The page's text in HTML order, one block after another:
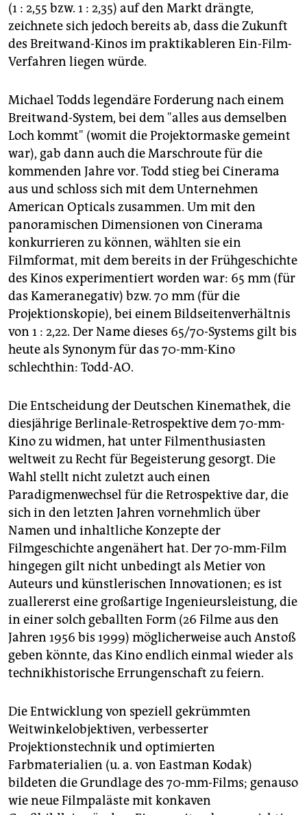
(1 : 2,55 bzw. 1 : 2,35) auf den Markt drängte,
zeichnete sich jedoch bereits ab, dass die Zukunft
des Breitwand-Kinos im praktikableren Ein-Film-
Verfahren liegen würde.
Michael Todds legendäre Forderung nach einem
Breitwand-System, bei dem "alles aus demselben
Loch kommt" (womit die Projektormaske gemeint
war), gab dann auch die Marschroute für die
kommenden Jahre vor. Todd stieg bei Cinerama
aus und schloss sich mit dem Unternehmen
American Opticals zusammen. Um mit den
panoramischen Dimensionen von Cinerama
konkurrieren zu können, wählten sie ein
Filmformat, mit dem bereits in der Frühgeschichte
des Kinos experimentiert worden war: 65 mm (für
das Kameranegativ) bzw. 70 mm (für die
Projektionskopie), bei einem Bildseitenverhältnis
von 1 : 2,22. Der Name dieses 65/70-Systems gilt bis
heute als Synonym für das 70-mm-Kino
schlechthin: Todd-AO.
Die Entscheidung der Deutschen Kinemathek, die
diesjährige Berlinale-Retrospektive dem 70-mm-
Kino zu widmen, hat unter Filmenthusiasten
weltweit zu Recht für Begeisterung gesorgt. Die
Wahl stellt nicht zuletzt auch einen
Paradigmenwechsel für die Retrospektive dar, die
sich in den letzten Jahren vornehmlich über
Namen und inhaltliche Konzepte der
Filmgeschichte angenähert hat. Der 70-mm-Film
hingegen gilt nicht unbedingt als Metier von
Auteurs und künstlerischen Innovationen; es ist
zuallererst eine großartige Ingenieursleistung, die
in einer solch geballten Form (26 Filme aus den
Jahren 1956 bis 1999) möglicherweise auch Anstoß
geben könnte, das Kino endlich einmal wieder als
technikhistorische Errungenschaft zu feiern.
Die Entwicklung von speziell gekrümmten
Weitwinkelobjektiven, verbesserter
Projektionstechnik und optimierten
Farbmaterialien (u. a. von Eastman Kodak)
bildeten die Grundlage des 70-mm-Films; genauso
wie neue Filmpaläste mit konkaven